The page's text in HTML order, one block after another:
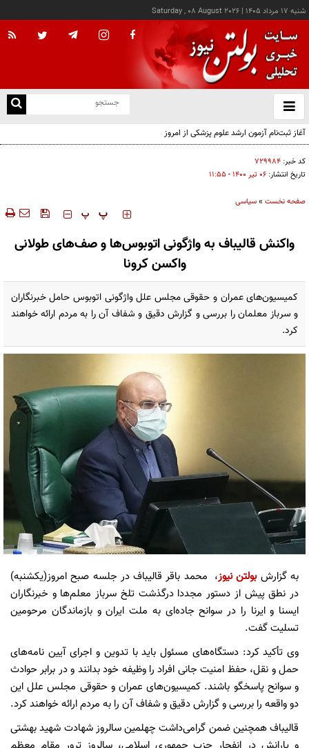
شنبه ۱۷ مرداد ۱۴۰۵ |
Saturday , 08 August 2026
باز
و
آغاز ثبت‌نام آزمون ارشد علوم پزشکی از امروز
کد خبر: ۷۲۹۹۸۴
تاریخ انتشار: ۰۶ تير ۱۴۰۰ - ۱۱:۵۵
صفحه نخست »سیاسی
‍‍‍ پ پ
واکنش قالیباف به واژگونی اتوبوس‌ها و صف‌های طولانی
واکسن کرونا
کمیسیون‌های عمران و حقوقی مجلس علل واژگونی اتوبوس حامل خبرنگاران
و سرباز معلمان را بررسی و گزارش دقیق و شفاف آن را به مردم ارائه خواهند
کرد.
به گزارشبولتن نیوز، محمد باقر قالیباف در جلسه صبح امروز(یکشنبه)
در نطق پیش از دستور مجددا درگذشت تلخ سرباز معلم‌ها و خبرنگاران
ایسنا و ایرنا را در سوانح جاده‌ای به ملت ایران و بازماندگان مرحومین
تسلیت گفت.
وی تأکید کرد: دستگاه‌های ‌مسئول باید با تدوین و اجرای آیین نامه‌های
حمل و نقل، حفظ امنیت جانی افراد را وظیفه خود بدانند و در برابر حوادث
و سوانح پاسخگو باشند. کمیسیون‌های عمران و حقوقی مجلس علل این
دو واقعه را بررسی و گزارش دقیق و شفاف آن را به مردم ارائه خواهند کرد.
قالیباف همچنین ضمن گرامی‌داشت چهلمین سالروز شهادت شهید بهشتی